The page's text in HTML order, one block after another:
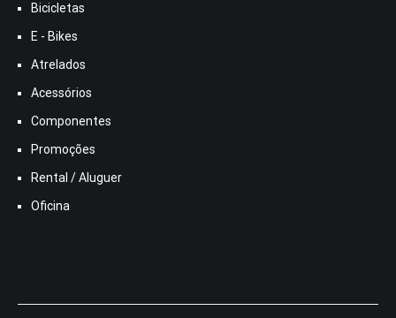
Bicicletas
E - Bikes
Atrelados
Acessórios
Componentes
Promoções
Rental / Aluguer
Oficina